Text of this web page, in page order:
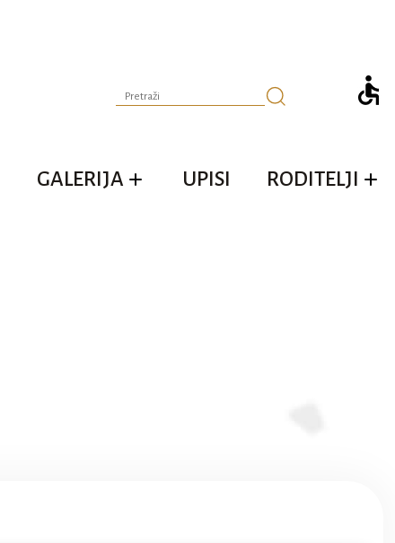
GALERIJA UPISI RODITELJI